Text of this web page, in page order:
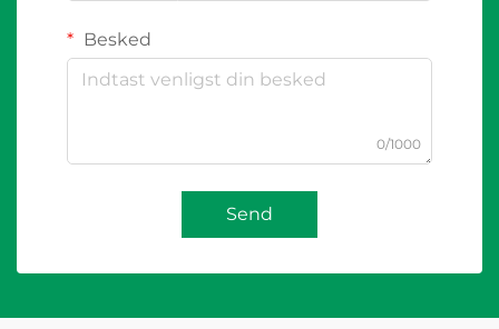
Besked
0/1000
Send